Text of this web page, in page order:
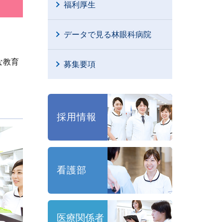
教育
福利厚生
データで見る林眼科病院
募集要項
採用情報
看護部
医療関係者